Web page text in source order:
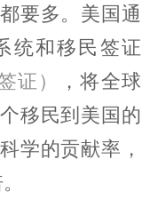
要多。美国通
统和移民签证
证）
，将全球
移民到美国的
学的贡献率，